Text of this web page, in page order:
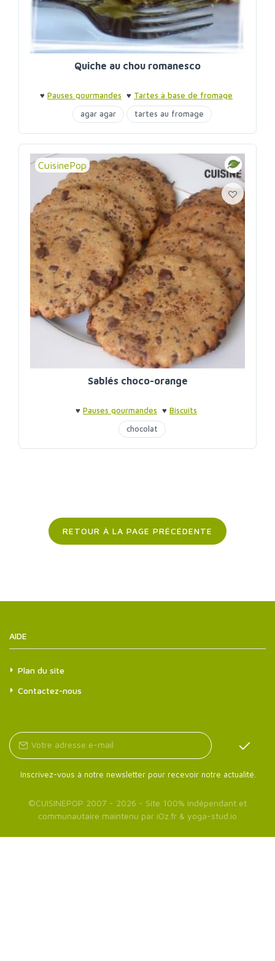
Quiche au chou romanesco
♥ Pauses gourmandes ♥ Tartes à base de fromage
agar agar
tartes au fromage
CuisinePop
Sablés choco-orange
♥ Pauses gourmandes ♥ Biscuits
chocolat
RETOUR À LA PAGE PRÉCÉDENTE
AIDE
Plan du site
Contactez-nous
Inscrivez-vous à notre newsletter pour recevoir notre actualité.
©CUISINEPOP 2007 - 2026 - Site 100% indépendant et
communautaire maintenu par iOz.fr & yoga-stud.io